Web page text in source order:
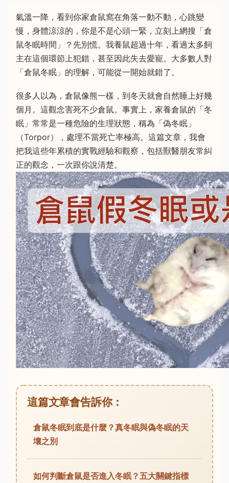
氣溫一降，看到你家倉鼠窩在角落一動不動，心跳變
慢，身體涼涼的，你是不是心頭一緊，立刻上網搜「倉
鼠冬眠時間」？先別慌。我養鼠超過十年，看過太多飼
主在這個環節上犯錯，甚至因此失去愛寵。大多數人對
「倉鼠冬眠」的理解，可能從一開始就錯了。
很多人以為，倉鼠像熊一樣，到冬天就會自然睡上好幾
個月。這觀念害死不少倉鼠。事實上，家養倉鼠的「冬
眠」常常是一種危險的生理狀態，稱為「偽冬眠」
（Torpor），處理不當死亡率極高。這篇文章，我會
把我這些年累積的實戰經驗和觀察，包括獸醫朋友常糾
正的觀念，一次跟你說清楚。
這篇文章會告訴你：
倉鼠冬眠到底是什麼？真冬眠與偽冬眠的天
壤之別
如何判斷倉鼠是否進入冬眠？五大關鍵指標